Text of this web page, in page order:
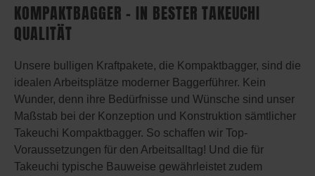
KOMPAKTBAGGER – IN BESTER TAKEUCHI
QUALITÄT
Unsere bulligen Kraftpakete, die Kompaktbagger, sind die
idealen Arbeitsplätze moderner Baggerführer. Kein
Wunder, denn ihre Bedürfnisse und Wünsche sind unser
Maßstab bei der Konzeption und Konstruktion sämtlicher
Takeuchi Kompaktbagger. So schaffen wir Top-
Voraussetzungen für den Arbeitsalltag! Und die für
Takeuchi typische Bauweise gewährleistet zudem